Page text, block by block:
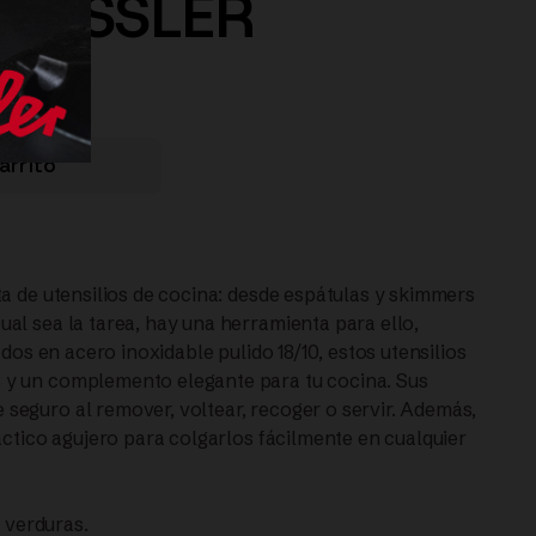
de utensilios de cocina: desde espátulas y skimmers
sea la tarea, hay una herramienta para ello,
en acero inoxidable pulido 18/10, estos utensilios
un complemento elegante para tu cocina. Sus
al remover, voltear, recoger o servir. Además,
agujero para colgarlos fácilmente en cualquier